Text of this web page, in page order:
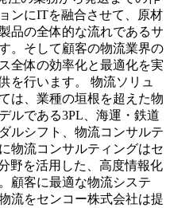
ンにITを融合させて、原材
品の全体的な流れであるサ
。そして顧客の物流業界の
全体の効率化と最適化を実
を行います。 物流ソリュ
は、業種の垣根を超えた物
ルである3PL、海運・鉄道
ルシフト、物流コンサルテ
物流コンサルティングはセ
野を活用した、高度情報化
顧客に最適な物流システ
流をセンコー株式会社は提